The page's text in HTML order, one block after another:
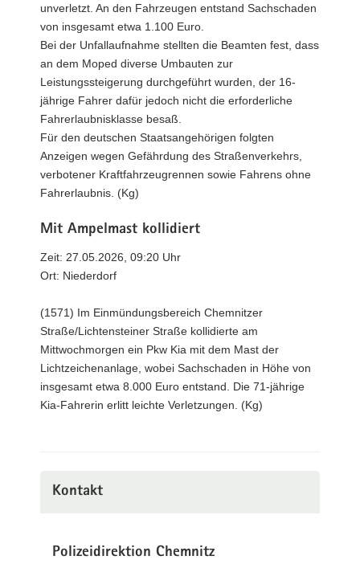
unverletzt. An den Fahrzeugen entstand Sachschaden
von insgesamt etwa 1.100 Euro.
Bei der Unfallaufnahme stellten die Beamten fest, dass
an dem Moped diverse Umbauten zur
Leistungssteigerung durchgeführt wurden, der 16-
jährige Fahrer dafür jedoch nicht die erforderliche
Fahrerlaubnisklasse besaß.
Für den deutschen Staatsangehörigen folgten
Anzeigen wegen Gefährdung des Straßenverkehrs,
verbotener Kraftfahrzeugrennen sowie Fahrens ohne
Fahrerlaubnis. (Kg)
Mit Ampelmast kollidiert
Zeit: 27.05.2026, 09:20 Uhr
Ort: Niederdorf
(1571) Im Einmündungsbereich Chemnitzer
Straße/Lichtensteiner Straße kollidierte am
Mittwochmorgen ein Pkw Kia mit dem Mast der
Lichtzeichenanlage, wobei Sachschaden in Höhe von
insgesamt etwa 8.000 Euro entstand. Die 71-jährige
Kia-Fahrerin erlitt leichte Verletzungen. (Kg)
Kontakt
Polizeidirektion Chemnitz